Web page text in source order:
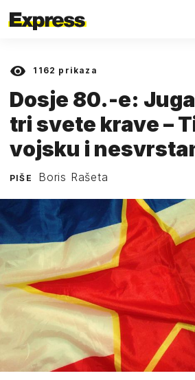
1162 prikaza
Dosje 80.-e:
tri svete krave –
vojsku i
PIŠE Boris Rašeta